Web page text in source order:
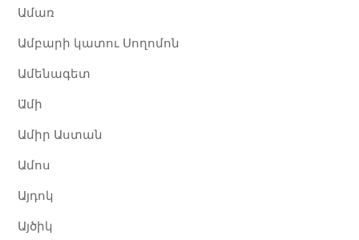
Ամառ
Ամբարի կատու Սողոմոն
Ամենագետ
Ա̈մի
Ամիր Աստան
Ամոս
Այդոկ
Այծիկ